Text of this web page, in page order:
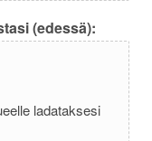
(edessä):
ladataksesi